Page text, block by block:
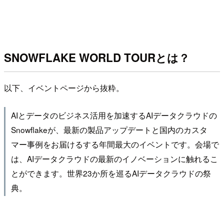
SNOWFLAKE WORLD TOURとは？
以下、イベントページから抜粋。
AIとデータのビジネス活用を加速するAIデータクラウドの
Snowflakeが、最新の製品アップデートと国内のカスタ
マー事例をお届けるする年間最大のイベントです。会場で
は、AIデータクラウドの最新のイノベーションに触れるこ
とができます。世界23か所を巡るAIデータクラウドの祭
典。